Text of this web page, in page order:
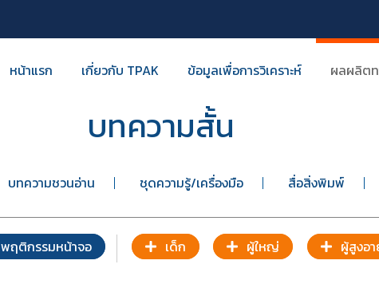
บทความสั้น
บทความชวนอ่าน ชุดความรู้/เครื่องมือ สื่อสิ่งพิมพ์
พฤติกรรมหน้าจอ เด็ก ผู้ใหญ่ ผู้สูงอ
หน้าแรก เกี่ยวกับ TPAK ข้อมูลเพื่อการวิเคราะห์ ผลผลิต